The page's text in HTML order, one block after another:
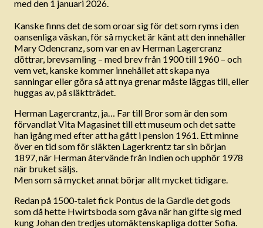
med den 1 januari 2026.
Kanske finns det de som oroar sig för det som ryms i den
oansenliga väskan, för så mycket är känt att den innehåller
Mary Odencranz, som var en av Herman Lagercranz
döttrar, brevsamling – med brev från 1900 till 1960 – och
vem vet, kanske kommer innehållet att skapa nya
sanningar eller göra så att nya grenar måste läggas till, eller
huggas av, på släktträdet.
Herman Lagercrantz, ja… Far till Bror som är den som
förvandlat Vita Magasinet till ett museum och det satte
han igång med efter att ha gått i pension 1961. Ett minne
över en tid som för släkten Lagerkrentz tar sin början
1897, när Herman återvände från Indien och upphör 1978
när bruket säljs.
Men som så mycket annat börjar allt mycket tidigare.
Redan på 1500-talet fick Pontus de la Gardie det gods
som då hette Hwirtsboda som gåva när han gifte sig med
kung Johan den tredjes utomäktenskapliga dotter Sofia.